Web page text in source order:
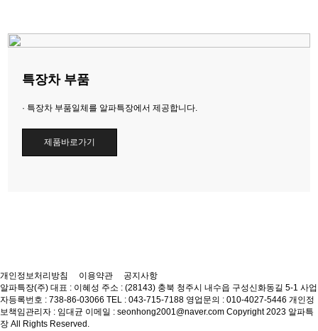
특장차 부품
· 특장차 부품일체를 알파특장에서 제공합니다.
제품바로가기
개인정보처리방침 이용약관
공지사항
알파특장(주) 대표 : 이혜성 주소 : (28143) 충북 청주시 내수읍 구성신화동길 5-1 사업
자등록번호 : 738-86-03066 TEL : 043-715-7188 영업문의 : 010-4027-5446 개인정
보책임관리자 : 임대균 이메일 : seonhong2001@naver.com Copyright 2023 알파특
장 All Rights Reserved.